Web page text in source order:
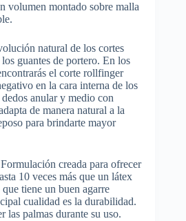
volumen montado sobre malla
natural de los cortes
guantes de portero. En los
el corte rollfinger
en la cara interna de los
anular y medio con
de manera natural a la
para brindarte mayor
creada para ofrecer
10 veces más que un látex
tiene un buen agarre
cualidad es la durabilidad.
las palmas durante su uso.